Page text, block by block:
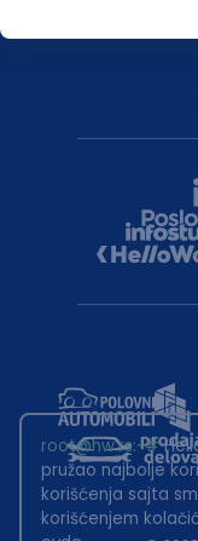
root@hw.rs:~#
pružao najbolje
korišćenja sajta
korišćenjem